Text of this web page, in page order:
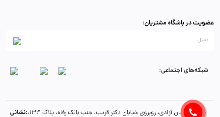
عضویت در باشگاه مشتریان:
شبکه‌های اجتماعی:
نشانی:تهران، خیابان آزادی، روبروی خیابان دکتر قریب، جنب بانک رفاه، پلاک 134،